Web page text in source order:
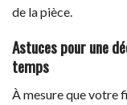
de la pièce.
Astuces pour une
temps
À mesure que votre